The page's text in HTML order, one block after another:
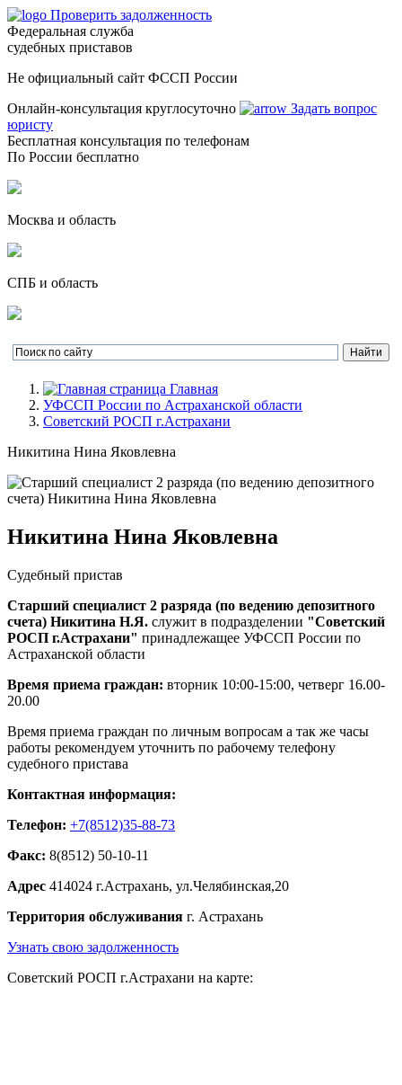
Проверить задолженность
Федеральная служба
судебных приставов
Не официальный сайт ФССП России
Онлайн-консультация круглосуточно
Задать вопрос
юристу
Бесплатная консультация по телефонам
По России бесплатно
Москва и область
СПБ и область
Главная
УФССП России по Астраханской области
Советский РОСП г.Астрахани
Никитина Нина Яковлевна
Никитина Нина Яковлевна
Судебный пристав
Старший специалист 2 разряда (по ведению депозитного
счета) Никитина Н.Я. служит в подразделении "Советский
РОСП г.Астрахани" принадлежащее УФССП России по
Астраханской области
Время приема граждан: вторник 10:00-15:00, четверг 16.00-
20.00
Время приема граждан по личным вопросам а так же часы
работы рекомендуем уточнить по рабочему телефону
судебного пристава
Контактная информация:
Телефон: +7(8512)35-88-73
Факс: 8(8512) 50-10-11
Адрес 414024 г.Астрахань, ул.Челябинская,20
Территория обслуживания г. Астрахань
Узнать свою задолженность
Советский РОСП г.Астрахани на карте: